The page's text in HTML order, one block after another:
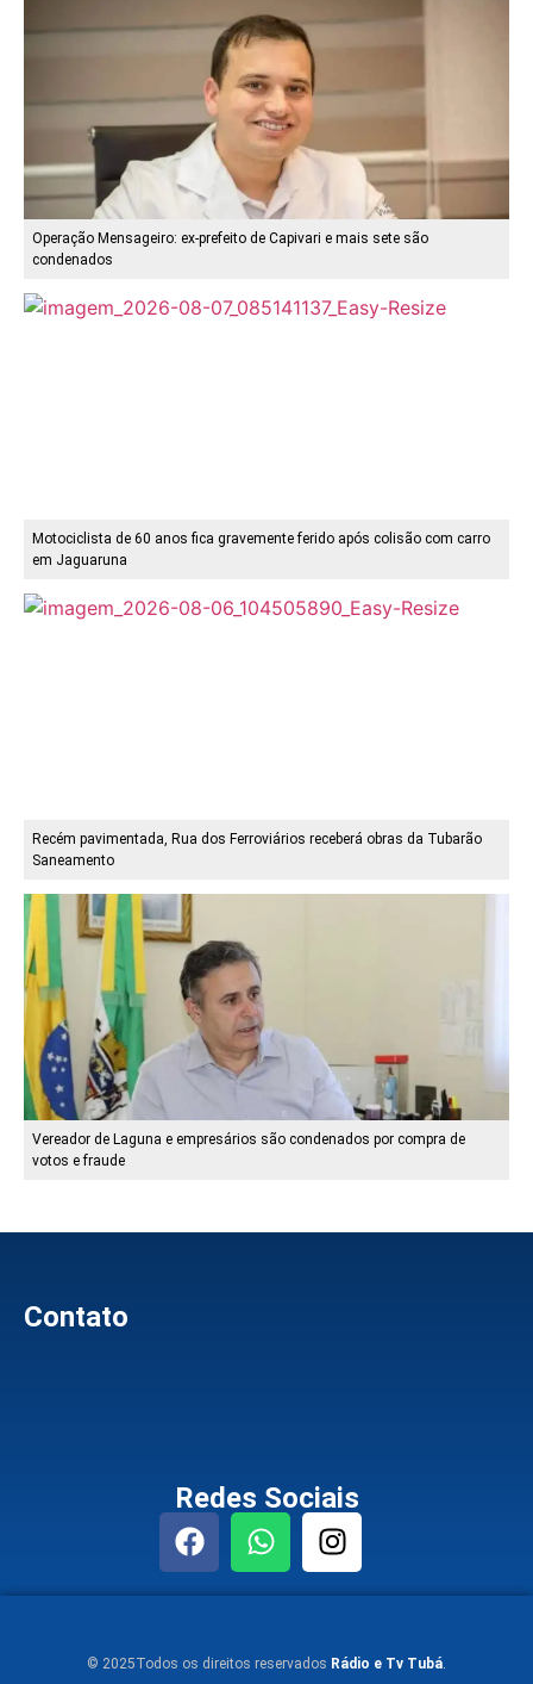
Operação Mensageiro: ex-prefeito de Capivari e mais sete são
condenados
Motociclista de 60 anos fica gravemente ferido após colisão com carro
em Jaguaruna
Recém pavimentada, Rua dos Ferroviários receberá obras da Tubarão
Saneamento
Vereador de Laguna e empresários são condenados por compra de
votos e fraude
Contato
Redes Sociais
© 2025Todos os direitos reservados Rádio e Tv Tubá.